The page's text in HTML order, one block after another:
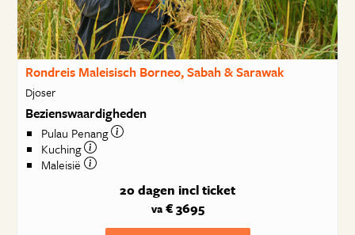
Rondreis Maleisisch Borneo, Sabah & Sarawak
Djoser
Bezienswaardigheden
Pulau Penang
Kuching
Maleisië
20 dagen incl ticket
va€ 3695